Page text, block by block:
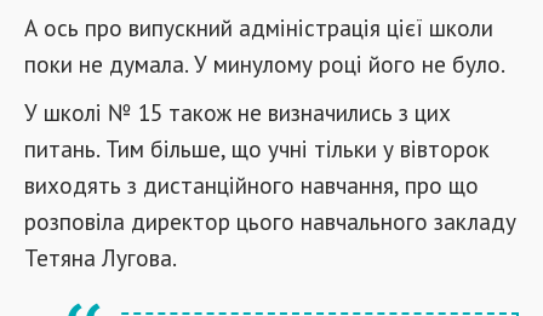
А ось про випускний адміністрація цієї школи
поки не думала. У минулому році його не було.
У школі № 15 також не визначились з цих
питань. Тим більше, що учні тільки у вівторок
виходять з дистанційного навчання, про що
розповіла директор цього навчального закладу
Тетяна Лугова.